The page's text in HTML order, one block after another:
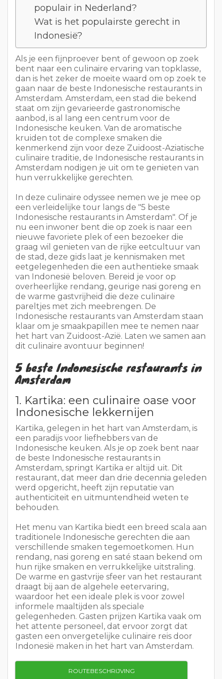
populair in Nederland?
Wat is het populairste gerecht in
Indonesië?
Als je een fijnproever bent of gewoon op zoek
bent naar een culinaire ervaring van topklasse,
dan is het zeker de moeite waard om op zoek te
gaan naar de beste Indonesische restaurants in
Amsterdam. Amsterdam, een stad die bekend
staat om zijn gevarieerde gastronomische
aanbod, is al lang een centrum voor de
Indonesische keuken. Van de aromatische
kruiden tot de complexe smaken die
kenmerkend zijn voor deze Zuidoost-Aziatische
culinaire traditie, de Indonesische restaurants in
Amsterdam nodigen je uit om te genieten van
hun verrukkelijke gerechten.
In deze culinaire odyssee nemen we je mee op
een verleidelijke tour langs de "5 beste
Indonesische restaurants in Amsterdam". Of je
nu een inwoner bent die op zoek is naar een
nieuwe favoriete plek of een bezoeker die
graag wil genieten van de rijke eetcultuur van
de stad, deze gids laat je kennismaken met
eetgelegenheden die een authentieke smaak
van Indonesië beloven. Bereid je voor op
overheerlijke rendang, geurige nasi goreng en
de warme gastvrijheid die deze culinaire
pareltjes met zich meebrengen. De
Indonesische restaurants van Amsterdam staan
klaar om je smaakpapillen mee te nemen naar
het hart van Zuidoost-Azië. Laten we samen aan
dit culinaire avontuur beginnen!
5 beste Indonesische restaurants in
Amsterdam
1. Kartika: een culinaire oase voor
Indonesische lekkernijen
Kartika, gelegen in het hart van Amsterdam, is
een paradijs voor liefhebbers van de
Indonesische keuken. Als je op zoek bent naar
de beste Indonesische restaurants in
Amsterdam, springt Kartika er altijd uit. Dit
restaurant, dat meer dan drie decennia geleden
werd opgericht, heeft zijn reputatie van
authenticiteit en uitmuntendheid weten te
behouden.
Het menu van Kartika biedt een breed scala aan
traditionele Indonesische gerechten die aan
verschillende smaken tegemoetkomen. Hun
rendang, nasi goreng en saté staan bekend om
hun rijke smaken en verrukkelijke uitstraling.
De warme en gastvrije sfeer van het restaurant
draagt bij aan de algehele eetervaring,
waardoor het een ideale plek is voor zowel
informele maaltijden als speciale
gelegenheden. Gasten prijzen Kartika vaak om
het attente personeel, dat ervoor zorgt dat
gasten een onvergetelijke culinaire reis door
Indonesië maken in het hart van Amsterdam.
ROUTEBESCHRIJVING